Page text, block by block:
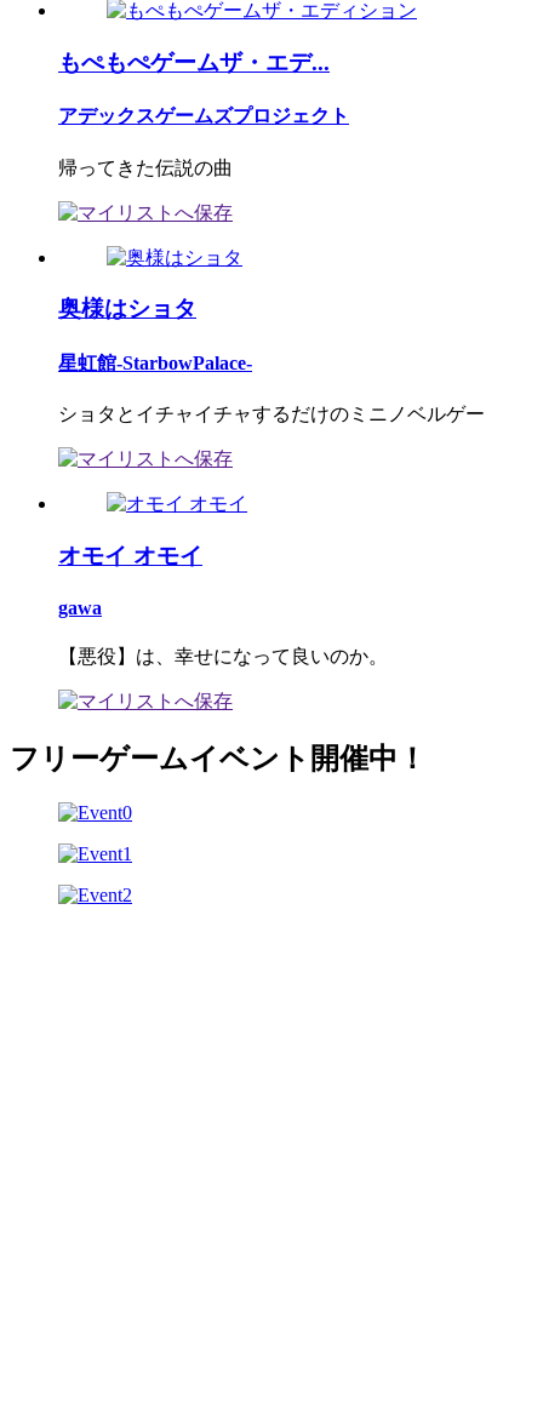
もぺもぺゲームザ・エデ...
アデックスゲームズプロジェクト
帰ってきた伝説の曲
奥様はショタ
星虹館-StarbowPalace-
ショタとイチャイチャするだけのミニノベルゲー
オモイ オモイ
gawa
【悪役】は、幸せになって良いのか。
フリーゲームイベント開催中！